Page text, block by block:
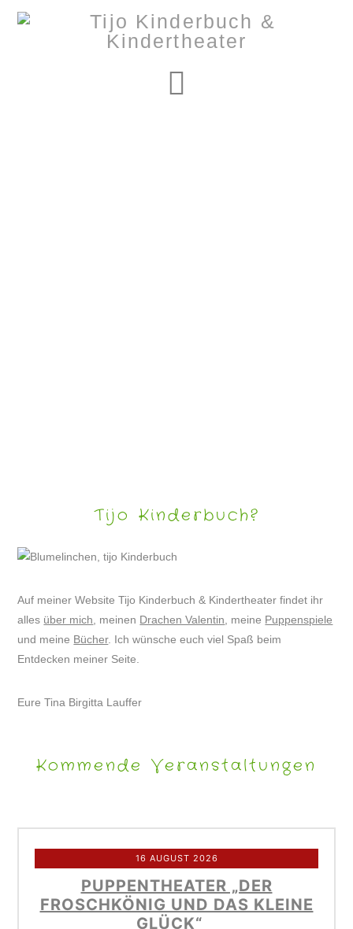
Tijo Kinderbuch?
Auf meiner Website Tijo Kinderbuch & Kindertheater findet ihr
alles über mich , meinen Drachen Valentin , meine Puppenspiele
und meine Bücher. Ich wünsche euch viel Spaß beim
Entdecken meiner Seite.
Eure Tina Birgitta Lauffer
Kommende Veranstaltungen
16 AUGUST 2026
PUPPENTHEATER „DER
FROSCHKÖNIG UND DAS KLEINE
GLÜCK“